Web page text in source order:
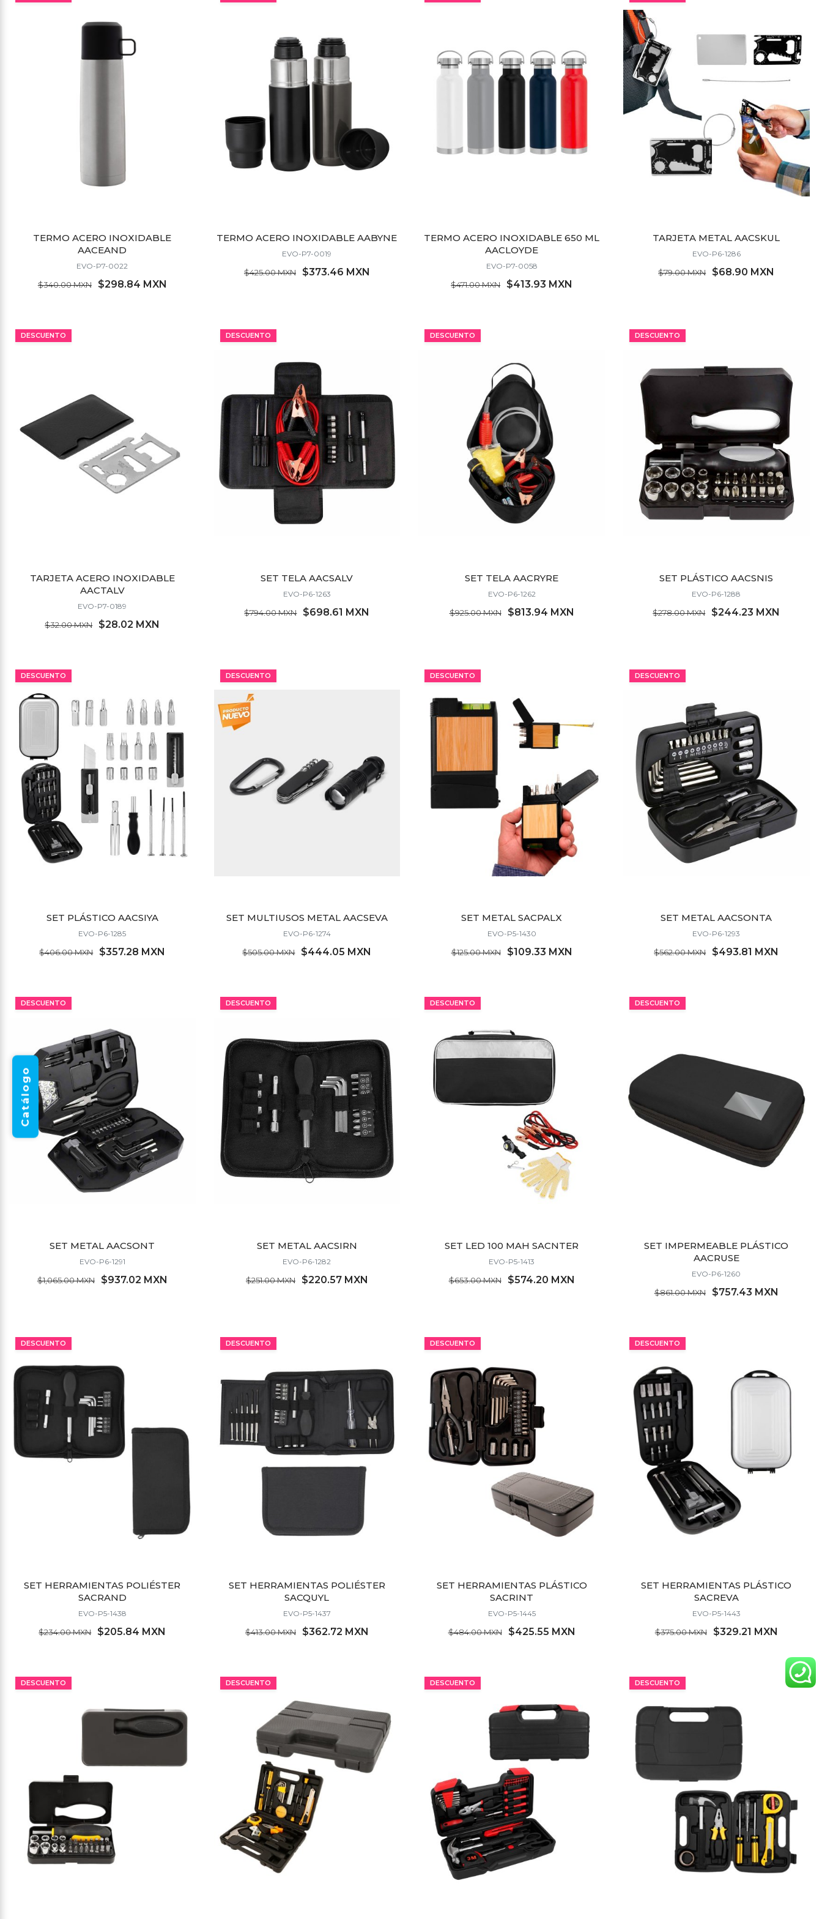
Precios sin sorpresas.
Asesoría personalizada.
Cotiza por WhatsApp.
Catálogo
TERMO ACERO INOXIDABLE
AACEAND
EVO-P7-0022
$340.00 MXN $298.84 MXN
TERMO ACERO INOXIDABLE AABYNE
EVO-P7-0019
$425.00 MXN $373.46 MXN
TERMO ACERO INOXIDABLE 650 ML
AACLOYDE
EVO-P7-0058
$471.00 MXN $413.93 MXN
TARJETA METAL AACSKUL
EVO-P6-1286
$79.00 MXN $68.90 MXN
DESCUENTO
TARJETA ACERO INOXIDABLE
AACTALV
EVO-P7-0189
$32.00 MXN $28.02 MXN
DESCUENTO
SET TELA AACSALV
EVO-P6-1263
$794.00 MXN $698.61 MXN
DESCUENTO
SET TELA AACRYRE
EVO-P6-1262
$925.00 MXN $813.94 MXN
DESCUENTO
SET PLÁSTICO AACSNIS
EVO-P6-1288
$278.00 MXN $244.23 MXN
DESCUENTO
SET PLÁSTICO AACSIYA
EVO-P6-1285
$406.00 MXN $357.28 MXN
DESCUENTO
SET MULTIUSOS METAL AACSEVA
EVO-P6-1274
$505.00 MXN $444.05 MXN
DESCUENTO
SET METAL SACPALX
EVO-P5-1430
$125.00 MXN $109.33 MXN
DESCUENTO
SET METAL AACSONTA
EVO-P6-1293
$562.00 MXN $493.81 MXN
DESCUENTO
SET METAL AACSONT
EVO-P6-1291
$1,065.00 MXN $937.02 MXN
DESCUENTO
SET METAL AACSIRN
EVO-P6-1282
$251.00 MXN $220.57 MXN
DESCUENTO
SET LED 100 MAH SACNTER
EVO-P5-1413
$653.00 MXN $574.20 MXN
DESCUENTO
SET IMPERMEABLE PLÁSTICO
AACRUSE
EVO-P6-1260
$861.00 MXN $757.43 MXN
DESCUENTO
SET HERRAMIENTAS POLIÉSTER
SACRAND
EVO-P5-1438
$234.00 MXN $205.84 MXN
DESCUENTO
SET HERRAMIENTAS POLIÉSTER
SACQUYL
EVO-P5-1437
$413.00 MXN $362.72 MXN
DESCUENTO
SET HERRAMIENTAS PLÁSTICO
SACRINT
EVO-P5-1445
$484.00 MXN $425.55 MXN
DESCUENTO
SET HERRAMIENTAS PLÁSTICO
SACREVA
EVO-P5-1443
$375.00 MXN $329.21 MXN
DESCUENTO DESCUENTO DESCUENTO DESCUENTO